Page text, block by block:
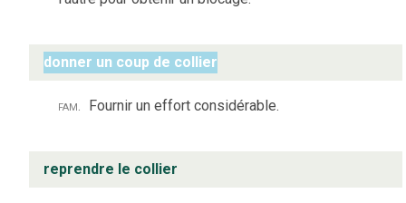
donner un coup de collier
fam. Fournir un effort considérable.
reprendre le collier